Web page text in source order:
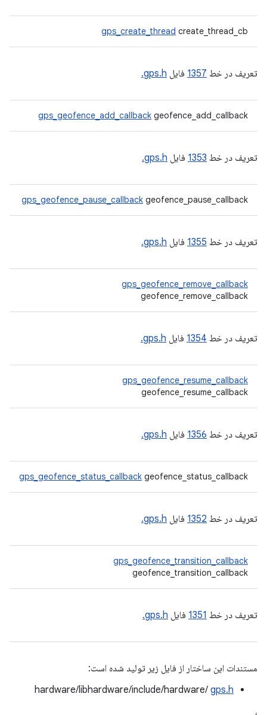
gps_create_thread create_thread_cb
تعریف در خط 1357 فایل gps.h.
gps_geofence_add_callback geofence_add_callback
تعریف در خط 1353 فایل gps.h.
gps_geofence_pause_callback geofence_pause_callback
تعریف در خط 1355 فایل gps.h.
gps_geofence_remove_callback
geofence_remove_callback
تعریف در خط 1354 فایل gps.h.
gps_geofence_resume_callback
geofence_resume_callback
تعریف در خط 1356 فایل gps.h.
gps_geofence_status_callback geofence_status_callback
تعریف در خط 1352 فایل gps.h.
gps_geofence_transition_callback
geofence_transition_callback
تعریف در خط 1351 فایل gps.h.
مستندات این ساختار از فایل زیر تولید شده است:
hardware/libhardware/include/hardware/ gps.h
،